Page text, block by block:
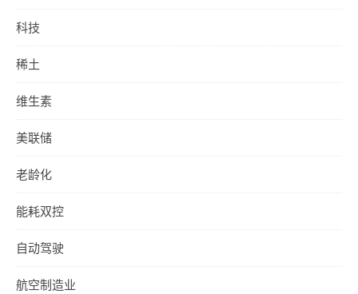
科技
稀土
维生素
美联储
老龄化
能耗双控
自动驾驶
航空制造业